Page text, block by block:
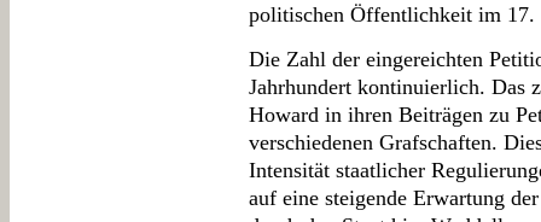
politischen Öffentlichkeit im 17.
Die Zahl der eingereichten
Jahrhundert kontinuierlich. Das
Howard in ihren Beiträgen zu
verschiedenen Grafschaften.
Intensität staatlicher
auf eine steigende Erwartung